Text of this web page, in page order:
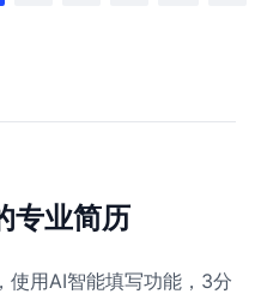
专业简历
使用AI智能填写功能，3分